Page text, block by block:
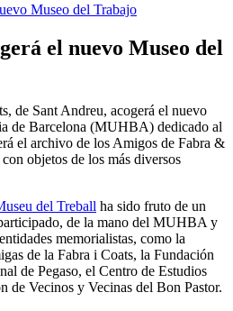
el nuevo Museo del
de Sant Andreu, acogerá el nuevo
de Barcelona (MUHBA) dedicado al
el archivo de los Amigos de Fabra &
objetos de los más diversos
del Treball ha sido fruto de un
de la mano del MUHBA y
memorialistas, como la
de la Fabra i Coats, la Fundación
de Pegaso, el Centro de Estudios
de Vecinos y Vecinas del Bon Pastor.